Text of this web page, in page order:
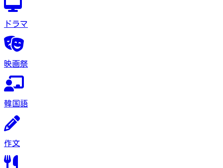
ドラマ
映画祭
韓国語
作文